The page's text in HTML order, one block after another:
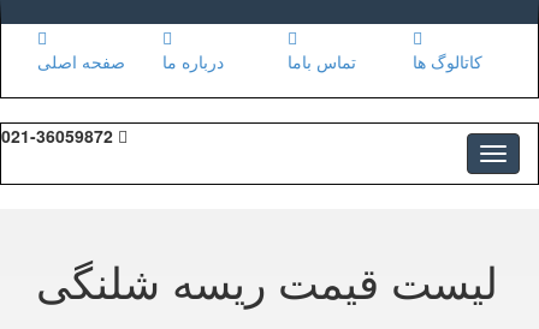
صفحه اصلی درباره ما تماس باما کاتالوگ ها
021-36059872
لیست قیمت ریسه شلنگی